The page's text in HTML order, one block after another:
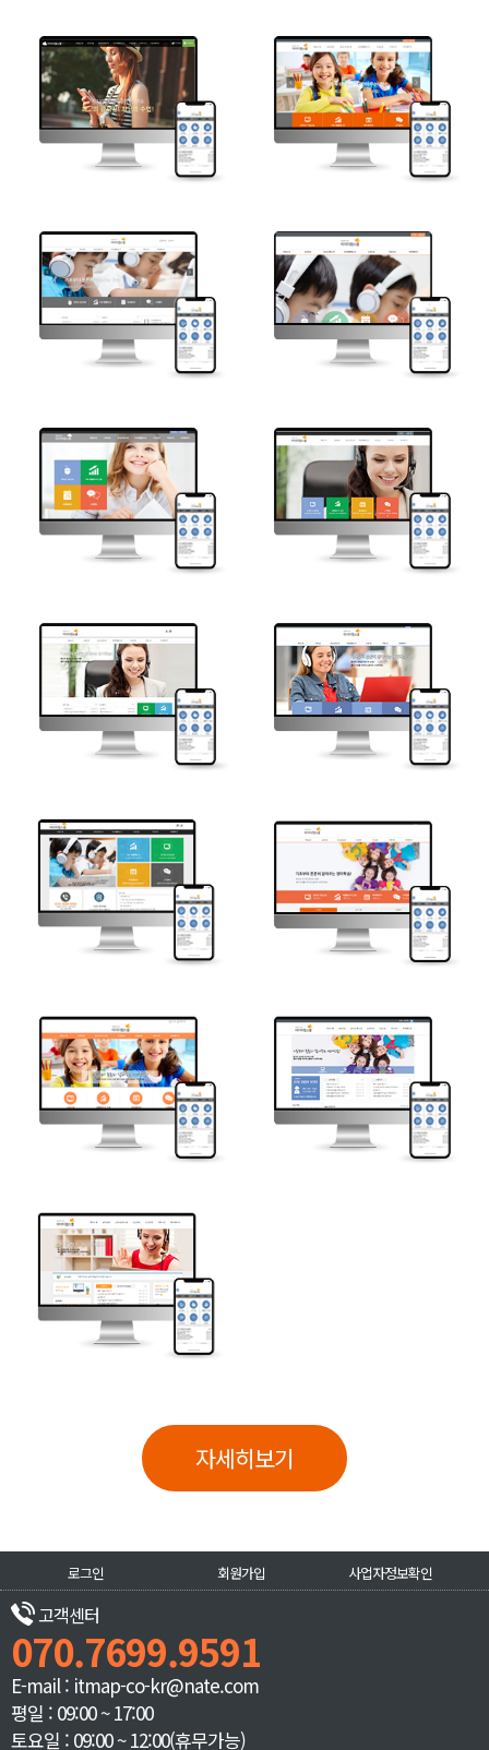
자세히보기
로그인 회원가입 사업자정보확인
고객센터
070.7699.9591
E-mail : itmap-co-kr@nate.com
평일 : 09:00 ~ 17:00
토요일 : 09:00 ~ 12:00(휴무가능)